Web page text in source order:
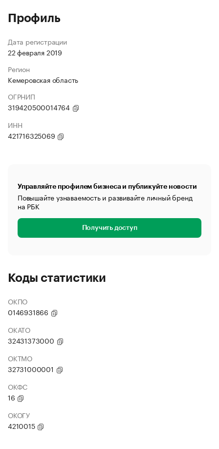
Профиль
Дата регистрации
22 февраля 2019
Регион
Кемеровская область
ОГРНИП
319420500014764
ИНН
421716325069
Управляйте профилем бизнеса и публикуйте новости
Повышайте узнаваемость и развивайте личный бренд
на РБК
Получить доступ
Коды статистики
ОКПО
0146931866
ОКАТО
32431373000
ОКТМО
32731000001
ОКФС
16
ОКОГУ
4210015